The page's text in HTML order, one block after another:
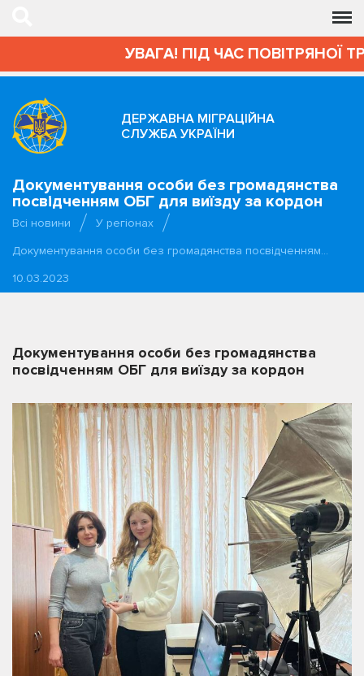
УВАГА! ПІД ЧАС ПОВІТРЯНОЇ
ДЕРЖАВНА МІГРАЦІЙНА
СЛУЖБА УКРАЇНИ
Документування особи без громадянства
посвідченням ОБГ для виїзду за кордон
Всі новини
У регіонах
Документування особи без громадянства посвідченням…
10.03.2023
Документування особи без громадянства
посвідченням ОБГ для виїзду за кордон